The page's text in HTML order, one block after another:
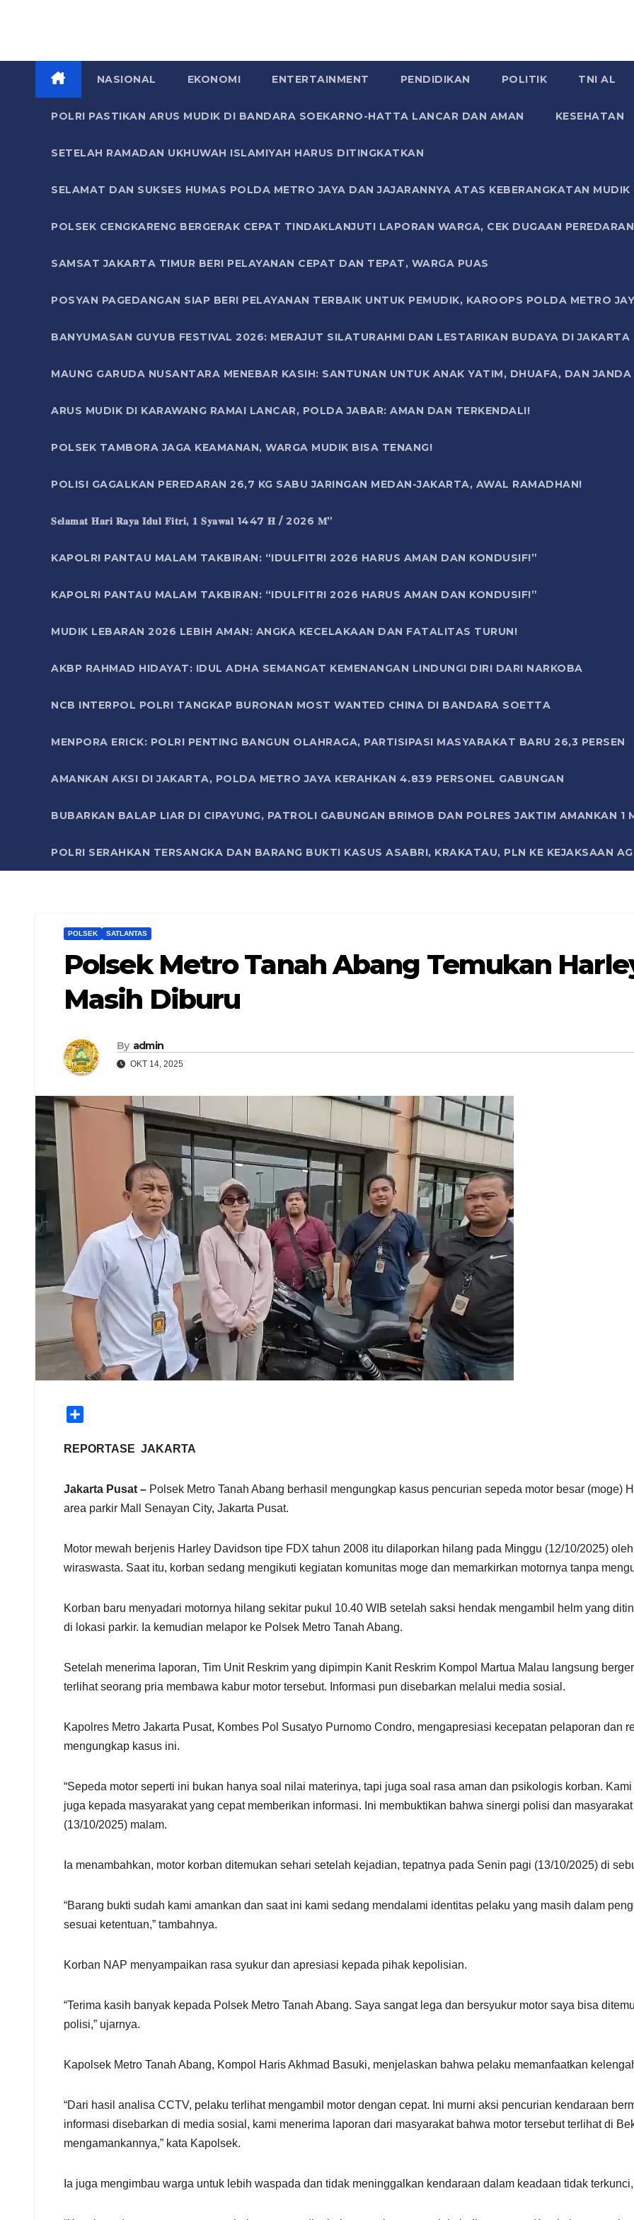
NASIONAL EKONOMI ENTERTAINMENT PENDIDIKAN POLITIK TNI AL
POLRI PASTIKAN ARUS MUDIK DI BANDARA SOEKARNO-HATTA LANCAR DAN AMAN KESEHATAN
SETELAH RAMADAN UKHUWAH ISLAMIYAH HARUS DITINGKATKAN
SELAMAT DAN SUKSES HUMAS POLDA METRO JAYA DAN JAJARANNYA ATAS KEBERANGKATAN
POLSEK CENGKARENG BERGERAK CEPAT TINDAKLANJUTI LAPORAN WARGA, CEK DUGAAN
SAMSAT JAKARTA TIMUR BERI PELAYANAN CEPAT DAN TEPAT, WARGA PUAS
POSYAN PAGEDANGAN SIAP BERI PELAYANAN TERBAIK UNTUK PEMUDIK, KAROOPS POLDA METRO
BANYUMASAN GUYUB FESTIVAL 2026: MERAJUT SILATURAHMI DAN LESTARIKAN BUDAYA DI JAKARTA
MAUNG GARUDA NUSANTARA MENEBAR KASIH: SANTUNAN UNTUK ANAK YATIM, DHUAFA, DAN
ARUS MUDIK DI KARAWANG RAMAI LANCAR, POLDA JABAR: AMAN DAN TERKENDALI!
POLSEK TAMBORA JAGA KEAMANAN, WARGA MUDIK BISA TENANG!
POLISI GAGALKAN PEREDARAN 26,7 KG SABU JARINGAN MEDAN-JAKARTA, AWAL RAMADHAN!
𝐒𝐞𝐥𝐚𝐦𝐚𝐭 𝐇𝐚𝐫𝐢 𝐑𝐚𝐲𝐚 𝐈𝐝𝐮𝐥 𝐅𝐢𝐭𝐫𝐢, 𝟏 𝐒𝐲𝐚𝐰𝐚𝐥 1447 𝐇 / 2026 𝐌”
KAPOLRI PANTAU MALAM TAKBIRAN: “IDULFITRI 2026 HARUS AMAN DAN KONDUSIF!”
KAPOLRI PANTAU MALAM TAKBIRAN: “IDULFITRI 2026 HARUS AMAN DAN KONDUSIF!”
MUDIK LEBARAN 2026 LEBIH AMAN: ANGKA KECELAKAAN DAN FATALITAS TURUN!
AKBP RAHMAD HIDAYAT: IDUL ADHA SEMANGAT KEMENANGAN LINDUNGI DIRI DARI NARKOBA
NCB INTERPOL POLRI TANGKAP BURONAN MOST WANTED CHINA DI BANDARA SOETTA
MENPORA ERICK: POLRI PENTING BANGUN OLAHRAGA, PARTISIPASI MASYARAKAT BARU 26,3 PERSEN
AMANKAN AKSI DI JAKARTA, POLDA METRO JAYA KERAHKAN 4.839 PERSONEL GABUNGAN
BUBARKAN BALAP LIAR DI CIPAYUNG, PATROLI GABUNGAN BRIMOB DAN POLRES JAKTIM AMANKAN 1
POLRI SERAHKAN TERSANGKA DAN BARANG BUKTI KASUS ASABRI, KRAKATAU, PLN KE KEJAKSAAN
POLSEK SATLANTAS
Polsek Metro Tanah Abang Temukan
Masih Diburu
By admin
OKT 14, 2025
a
REPORTASE JAKARTA
Jakarta Pusat – Polsek Metro Tanah Abang berhasil mengungkap kasus pencurian sepeda motor besar (moge)
area parkir Mall Senayan City, Jakarta Pusat.
Motor mewah berjenis Harley Davidson tipe FDX tahun 2008 itu dilaporkan hilang pada Minggu (12/10/2025)
wiraswasta. Saat itu, korban sedang mengikuti kegiatan komunitas moge dan memarkirkan motornya tanpa
Korban baru menyadari motornya hilang sekitar pukul 10.40 WIB setelah saksi hendak mengambil helm yang
di lokasi parkir. Ia kemudian melapor ke Polsek Metro Tanah Abang.
Setelah menerima laporan, Tim Unit Reskrim yang dipimpin Kanit Reskrim Kompol Martua Malau langsung
terlihat seorang pria membawa kabur motor tersebut. Informasi pun disebarkan melalui media sosial.
Kapolres Metro Jakarta Pusat, Kombes Pol Susatyo Purnomo Condro, mengapresiasi kecepatan pelaporan dan
mengungkap kasus ini.
“Sepeda motor seperti ini bukan hanya soal nilai materinya, tapi juga soal rasa aman dan psikologis korban.
juga kepada masyarakat yang cepat memberikan informasi. Ini membuktikan bahwa sinergi polisi dan
(13/10/2025) malam.
Ia menambahkan, motor korban ditemukan sehari setelah kejadian, tepatnya pada Senin pagi (13/10/2025) di
“Barang bukti sudah kami amankan dan saat ini kami sedang mendalami identitas pelaku yang masih dalam
sesuai ketentuan,” tambahnya.
Korban NAP menyampaikan rasa syukur dan apresiasi kepada pihak kepolisian.
“Terima kasih banyak kepada Polsek Metro Tanah Abang. Saya sangat lega dan bersyukur motor saya bisa
polisi,” ujarnya.
Kapolsek Metro Tanah Abang, Kompol Haris Akhmad Basuki, menjelaskan bahwa pelaku memanfaatkan
“Dari hasil analisa CCTV, pelaku terlihat mengambil motor dengan cepat. Ini murni aksi pencurian kendaraan
informasi disebarkan di media sosial, kami menerima laporan dari masyarakat bahwa motor tersebut terlihat di
mengamankannya,” kata Kapolsek.
Ia juga mengimbau warga untuk lebih waspada dan tidak meninggalkan kendaraan dalam keadaan tidak